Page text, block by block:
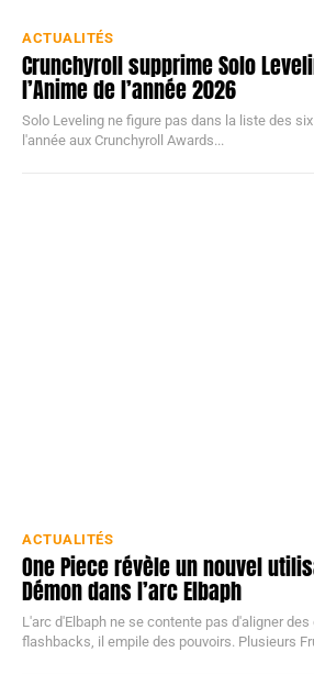
ACTUALITÉS
Crunchyroll supprime Solo
l’Anime de l’année 2026
Solo Leveling ne figure pas dans la liste des
l'année aux Crunchyroll Awards...
ACTUALITÉS
One Piece révèle un nouvel
Démon dans l’arc Elbaph
L'arc d'Elbaph ne se contente pas d'aligner
flashbacks, il empile des pouvoirs.